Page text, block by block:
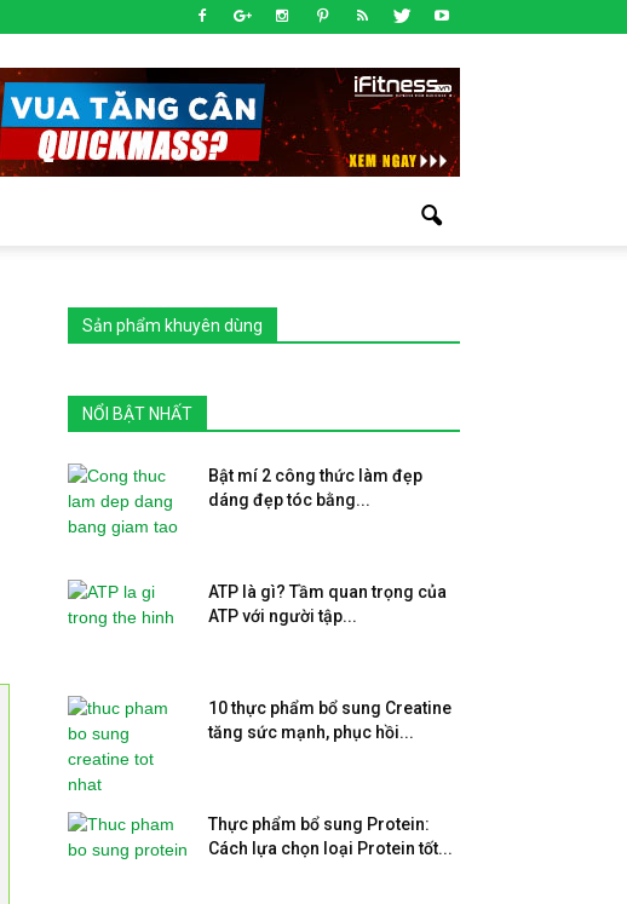
Sản phẩm khuyên dùng
NỔI BẬT NHẤT
Bật mí 2 công thức làm đẹp
dáng đẹp tóc bằng...
ATP là gì? Tầm quan trọng của
ATP với người tập...
10 thực phẩm bổ sung Creatine
tăng sức mạnh, phục hồi...
Thực phẩm bổ sung Protein:
Cách lựa chọn loại Protein tốt...